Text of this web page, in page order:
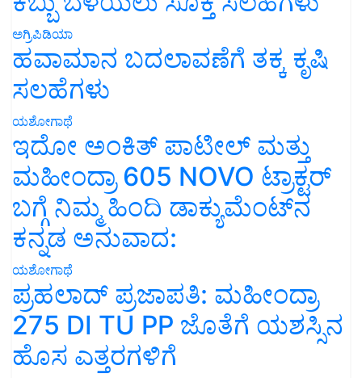
ಅಗ್ರಿಪಿಡಿಯಾ
ಹವಾಮಾನ ಬದಲಾವಣೆಗೆ ತಕ್ಕ ಕೃಷಿ
ಸಲಹೆಗಳು
ಯಶೋಗಾಥೆ
ಇದೋ ಅಂಕಿತ್ ಪಾಟೀಲ್ ಮತ್ತು
ಮಹೀಂದ್ರಾ 605 NOVO ಟ್ರಾಕ್ಟರ್
ಬಗ್ಗೆ ನಿಮ್ಮ ಹಿಂದಿ ಡಾಕ್ಯುಮೆಂಟ್‌ನ
ಕನ್ನಡ ಅನುವಾದ:
ಯಶೋಗಾಥೆ
ಪ್ರಹಲಾದ್ ಪ್ರಜಾಪತಿ: ಮಹೀಂದ್ರಾ
275 DI TU PP ಜೊತೆಗೆ ಯಶಸ್ಸಿನ
ಹೊಸ ಎತ್ತರಗಳಿಗೆ